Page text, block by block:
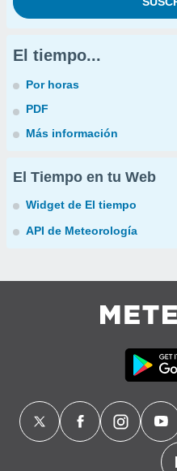
El tiempo...
Por horas
PDF
Más información
El Tiempo en tu Web
Widget de El tiempo
API de Meteorología